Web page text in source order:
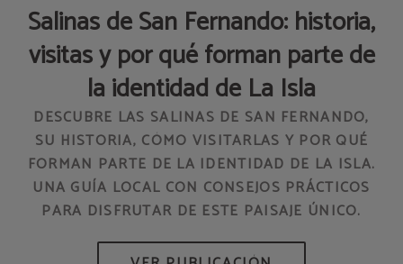
Salinas de San Fernando: historia,
visitas y por qué forman parte de
la identidad de La Isla
DESCUBRE LAS SALINAS DE SAN FERNANDO,
SU HISTORIA, CÓMO VISITARLAS Y POR QUÉ
FORMAN PARTE DE LA IDENTIDAD DE LA ISLA.
UNA GUÍA LOCAL CON CONSEJOS PRÁCTICOS
PARA DISFRUTAR DE ESTE PAISAJE ÚNICO.